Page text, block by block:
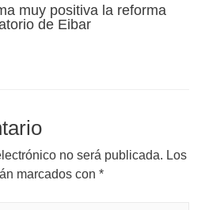
muy positiva la reforma
de Eibar
no será publicada. Los
marcados con *